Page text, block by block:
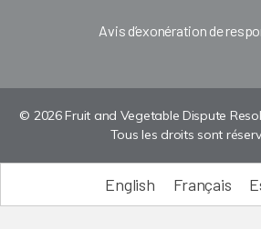
Avis d’exonération de
© 2026 Fruit and Vegetable Dispute
Tous les droits sont
English Français